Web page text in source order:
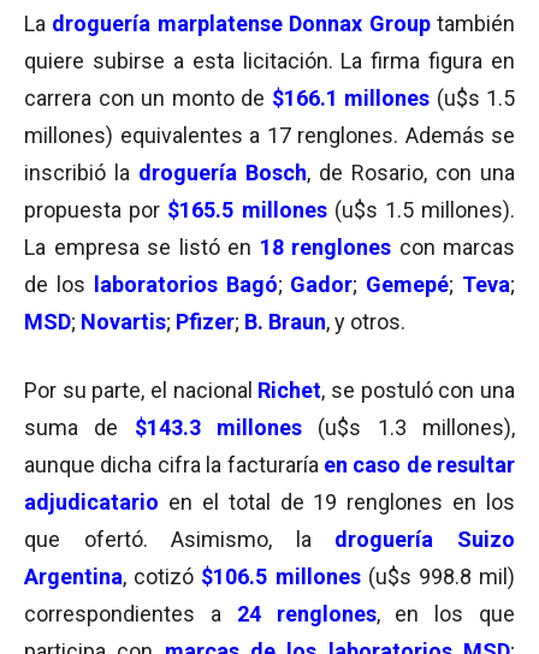
La droguería marplatense Donnax Grouptambién
quiere subirse a esta licitación. La firma figura en
carrera con un monto de $166.1 millones (u$s 1.5
millones) equivalentes a 17 renglones. Además se
inscribió la droguería Bosch, de Rosario, con una
propuesta por $165.5 millones(u$s 1.5 millones).
La empresa se listó en 18 renglones con marcas
de los
laboratorios Bagó; Gador; Gemepé; Teva;
MSD; Novartis; Pfizer; B. Braun, y otros.
Por su parte, el nacional Richet, se postuló con una
suma de $143.3 millones (u$s 1.3 millones),
aunque dicha cifra la facturaría en caso de resultar
adjudicatario en el total de 19 renglones en los
que ofertó. Asimismo, la droguería
Suizo
Argentina, cotizó $106.5 millones(u$s 998.8 mil)
correspondientes a 24 renglones, en los que